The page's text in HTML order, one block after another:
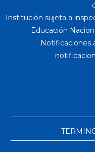
Institución sujeta a
Educación
Notificaciones